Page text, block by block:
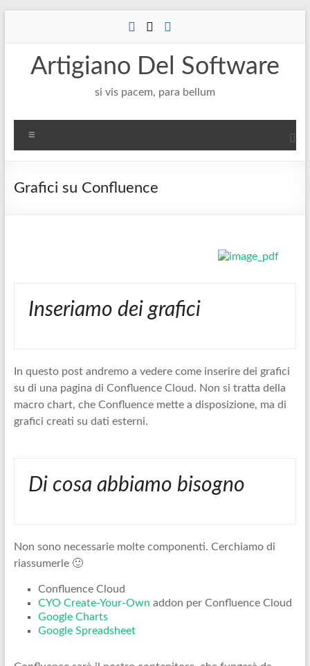
Artigiano Del Software
si vis pacem, para bellum
Grafici su Confluence
Inseriamo dei grafici
In questo post andremo a vedere come inserire dei grafici
su di una pagina di Confluence Cloud. Non si tratta della
macro chart, che Confluence mette a disposizione, ma di
grafici creati su dati esterni.
Di cosa abbiamo bisogno
Non sono necessarie molte componenti. Cerchiamo di
riassumerle 🙂
Confluence Cloud
CYO Create-Your-Own addon per Confluence Cloud
Google Charts
Google Spreadsheet